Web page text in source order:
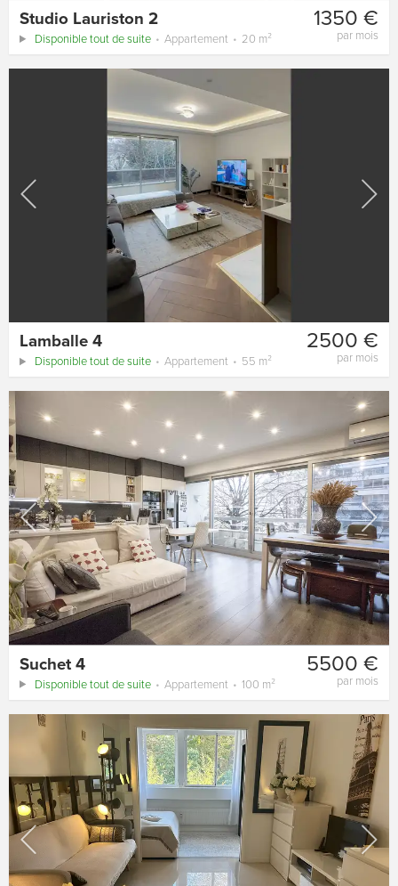
1350 €
par mois
Studio Lauriston 2
Disponible tout de suite Appartement 20 m²
2500 €
par mois
Lamballe 4
Disponible tout de suite Appartement 55 m²
5500 €
par mois
Suchet 4
Disponible tout de suite Appartement 100 m²